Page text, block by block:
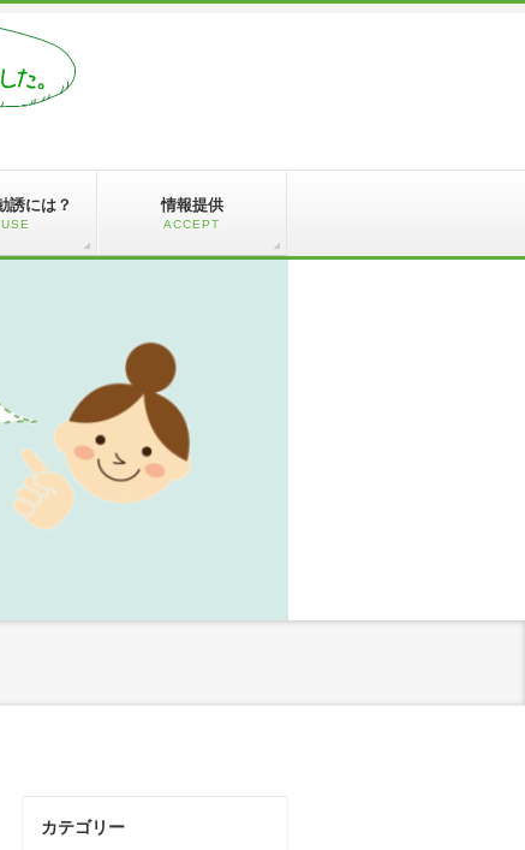
誘には？ 情報提供
ACCEPT
カテゴリー